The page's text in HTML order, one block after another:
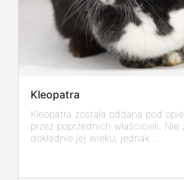
Kleopatra
Kleopatra została oddana pod
przez poprzednich właścicieli. Nie
dokładnie jej wieku, jednak ...